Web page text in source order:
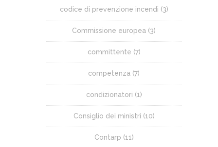
codice di prevenzione incendi (3)
Commissione europea (3)
committente (7)
competenza (7)
condizionatori (1)
Consiglio dei ministri (10)
Contarp (11)